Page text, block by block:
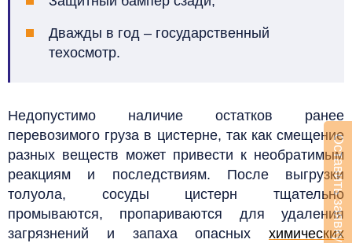
Дважды в год – государственный
техосмотр.
Недопустимо наличие остатков ранее
перевозимого груза в цистерне, так как смещение
разных веществ может привести к необратимым
реакциям и последствиям. После выгрузки
толуола, сосуды цистерн тщательно
промываются, пропариваются для удаления
загрязнений и запаха опасных химических
Оставить заявку